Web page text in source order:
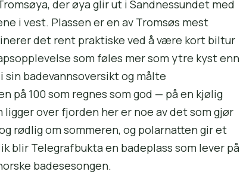
der øya glir ut i Sandnessundet med
i vest. Plassen er en av Tromsøs mest
det rent praktiske ved å være kort biltur
som føles mer som ytre kyst enn
badevannsoversikt og målte
100 som regnes som god — på en kjølig
over fjorden her er noe av det som gjør
rødlig om sommeren, og polarnatten gir et
blir Telegrafbukta en badeplass som lever på
badesesongen.